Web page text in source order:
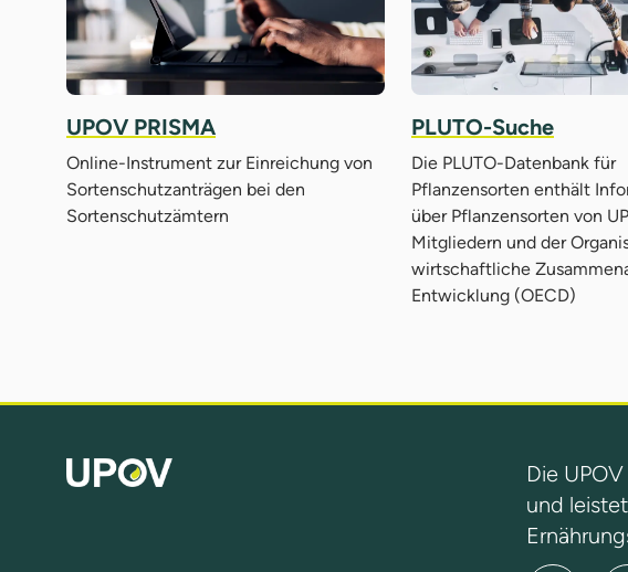
UPOV PRISMA
Online-Instrument zur Einreichung von
Sortenschutzanträgen bei den
Sortenschutzämtern
PLUTO-Suche
Die PLUTO-Datenbank für
Pflanzensorten enthält
über Pflanzensorten von
Mitgliedern und der
wirtschaftliche
Entwicklung (OECD)
Die
und